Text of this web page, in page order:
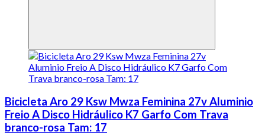
Bicicleta Aro 29 Ksw Mwza Feminina 27v Aluminio
Freio A Disco Hidráulico K7 Garfo Com Trava
branco-rosa Tam: 17